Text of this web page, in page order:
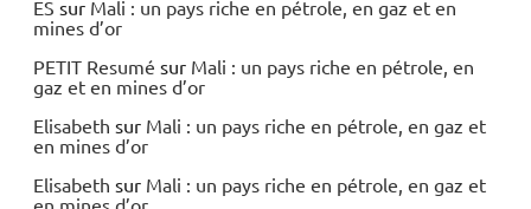
ES sur Mali : un pays riche en pétrole, en gaz et en
mines d’or
PETIT Resumé sur Mali : un pays riche en pétrole, en
gaz et en mines d’or
Elisabeth sur Mali : un pays riche en pétrole, en gaz et
en mines d’or
Elisabeth sur Mali : un pays riche en pétrole, en gaz et
en mines d’or